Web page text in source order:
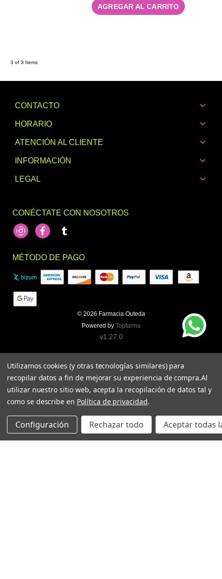
AGREGAR AL CARRITO
3 of 3 Items
CONTACTO
HORARIO
ATENCIÓN AL CLIENTE
INFORMACIÓN
LEGAL
CONÉCTATE CON NOSOTROS
InstagramFacebookfooter.socialNetworks.tumblr
MÉTODO DE PAGO
© 2026 Farmacia Outeda
Powered by Topfarma
v1.27.0
Utilizamos cookies (y otras tecnologías similares) para
recopilar datos a fin de mejorar su experiencia de compra.Al
utilizar nuestro sitio web, acepta la recopilación de datos tal y
como se describe en Política de privacidad.
Configuración Rechazar todo Aceptar todas